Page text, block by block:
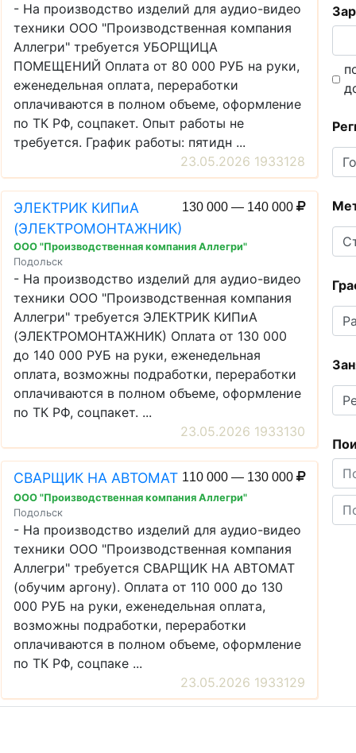
- На производство изделий для аудио-видео
техники ООО "Производственная компания
Аллегри" требуется УБОРЩИЦА
ПОМЕЩЕНИЙ Оплата от 80 000 РУБ на руки,
еженедельная оплата, переработки
оплачиваются в полном объеме, оформление
по ТК РФ, соцпакет. Опыт работы не
требуется. График работы: пятидн ...
23.05.2026 1933128
ЭЛЕКТРИК КИПиА
(ЭЛЕКТРОМОНТАЖНИК)
130 000 — 140 000
ООО "Производственная компания Аллегри"
Подольск
- На производство изделий для аудио-видео
техники ООО "Производственная компания
Аллегри" требуется ЭЛЕКТРИК КИПиА
(ЭЛЕКТРОМОНТАЖНИК) Оплата от 130 000
до 140 000 РУБ на руки, еженедельная
оплата, возможны подработки, переработки
оплачиваются в полном объеме, оформление
по ТК РФ, соцпакет. ...
23.05.2026 1933130
СВАРЩИК НА АВТОМАТ 110 000 — 130 000
ООО "Производственная компания Аллегри"
Подольск
- На производство изделий для аудио-видео
техники ООО "Производственная компания
Аллегри" требуется СВАРЩИК НА АВТОМАТ
(обучим аргону). Оплата от 110 000 до 130
000 РУБ на руки, еженедельная оплата,
возможны подработки, переработки
оплачиваются в полном объеме, оформление
по ТК РФ, соцпаке ...
23.05.2026 1933129